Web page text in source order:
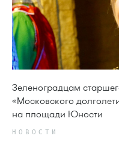
Зеленоградцам
«Московского
на площади Юности
НОВОСТИ